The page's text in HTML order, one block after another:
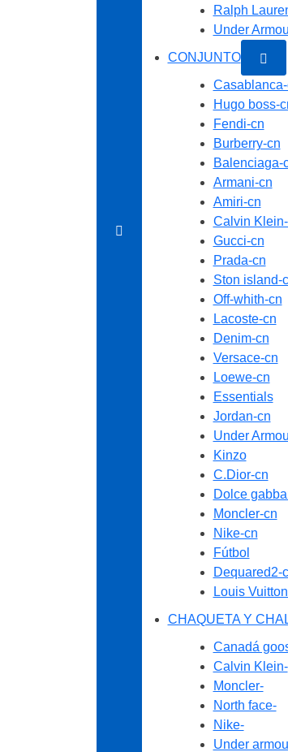
Ralph
Under
CONJUNTO
Hugo boss-
Fendi-cn
Burberry-cn
Balenciaga-
Armani-cn
Amiri-cn
Calvin
Gucci-cn
Prada-cn
Ston island-
Off-whith-cn
Lacoste-cn
Denim-cn
Versace-cn
Loewe-cn
Essentials
Jordan-cn
Under
Kinzo
C.Dior-cn
Dolce
Moncler-cn
Nike-cn
Fútbol
Dequared2-
Louis
CHAQUETA Y
Canadá
Calvin Klein-
Moncler-
North face-
Nike-
Under